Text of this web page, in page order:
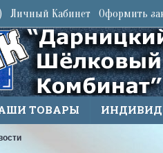
) Личный Кабинет Оформить
ТОВАРЫ